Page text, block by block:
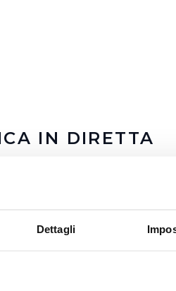
Dettagli
IN DIRETTA
dei maggiori
tutto il periodo estivo.
2026